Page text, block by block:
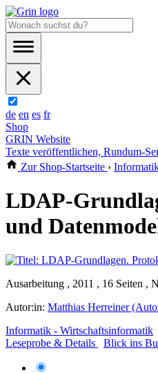
de en es fr
Shop
GRIN Website
Texte veröffentlichen, Rundum-
Zur Shop-Startseite ›
LDAP-
und
Ausarbeitung , 2011 , 16 Seiten ,
Autor:in: Matthias Herreiner
Informatik - Wirtschaftsinformatik
Leseprobe & Details
Blick ins